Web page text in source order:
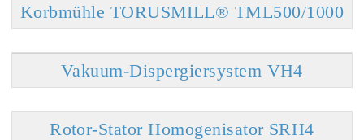
Korbmühle TORUSMILL® TML500/1000
Vakuum-Dispergiersystem VH4
Rotor-Stator Homogenisator SRH4